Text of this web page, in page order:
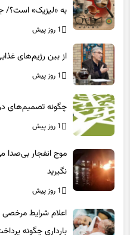
به «لیزیک» است؟/
می‌کنند؟
1 روز پیش
از بین رژیم‌های
1 روز پیش
چگونه تصمیم‌های
1 روز پیش
موج انفجار بی‌صدا
نگیرید
1 روز پیش
بارداری چگونه